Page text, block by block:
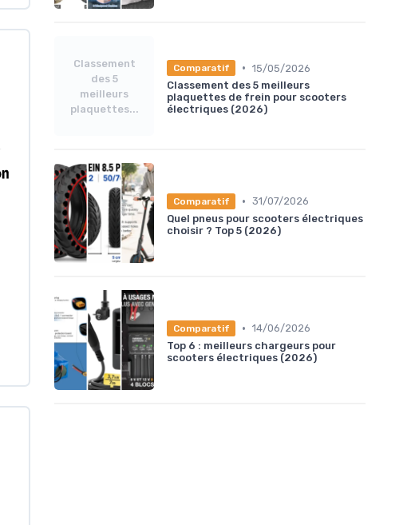
Classement
des 5
meilleurs
plaquettes...
Comparatif • 15/05/2026
Classement des 5 meilleurs
plaquettes de frein pour scooters
électriques (2026)
Comparatif • 31/07/2026
Quel pneus pour scooters électriques
choisir ? Top 5 (2026)
Comparatif • 14/06/2026
Top 6 : meilleurs chargeurs pour
scooters électriques (2026)